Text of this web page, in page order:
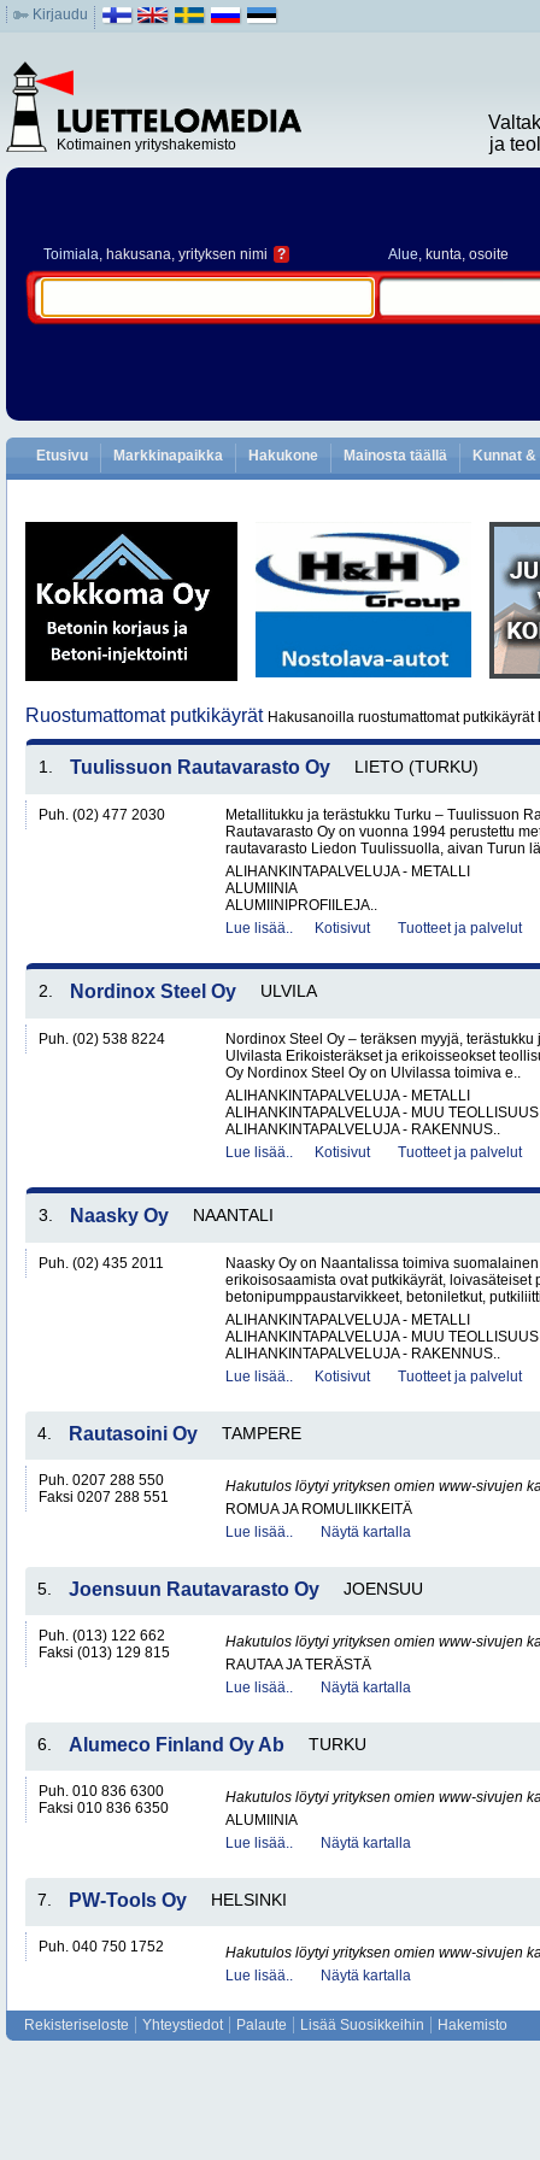
Kirjaudu
Kotimainen yrityshakemisto
ja
Toimiala, hakusana, yrityksen nimi ? Alue, kunta, osoite
Etusivu Markkinapaikka Hakukone Mainosta täällä Kunnat
Ruostumattomat putkikäyrät Hakusanoilla ruostumattomat
1. Tuulissuon Rautavarasto Oy LIETO (TURKU)
Puh. (02) 477 2030
Metallitukku ja terästukku Turku – Tuulissuon
Rautavarasto Oy on vuonna 1994 perustettu
rautavarasto Liedon Tuulissuolla, aivan Turun
ALIHANKINTAPALVELUJA - METALLI
ALUMIINIA
ALUMIINIPROFIILEJA..
Lue lisää..
Kotisivut Tuotteet ja palvelut
2. Nordinox Steel Oy ULVILA
Puh. (02) 538 8224
Nordinox Steel Oy – teräksen myyjä,
Ulvilasta Erikoisteräkset ja erikoisseokset
Oy Nordinox Steel Oy on Ulvilassa toimiva e..
ALIHANKINTAPALVELUJA - METALLI
ALIHANKINTAPALVELUJA - MUU TEOLLISUUS
ALIHANKINTAPALVELUJA - RAKENNUS..
Lue lisää..
Kotisivut Tuotteet ja palvelut
3. Naasky Oy NAANTALI
Puh. (02) 435 2011
Naasky Oy on Naantalissa toimiva
erikoisosaamista ovat putkikäyrät, loivasäteiset
betonipumppaustarvikkeet, betoniletkut,
ALIHANKINTAPALVELUJA - METALLI
ALIHANKINTAPALVELUJA - MUU TEOLLISUUS
ALIHANKINTAPALVELUJA - RAKENNUS..
Lue lisää..
Kotisivut Tuotteet ja palvelut
4. Rautasoini Oy TAMPERE
Puh. 0207 288 550
Faksi 0207 288 551
Hakutulos löytyi yrityksen omien www-sivujen
ROMUA JA ROMULIIKKEITÄ
Lue lisää..
Näytä kartalla
5. Joensuun Rautavarasto Oy JOENSUU
Puh. (013) 122 662
Faksi (013) 129 815
Hakutulos löytyi yrityksen omien www-sivujen
RAUTAA JA TERÄSTÄ
Lue lisää..
Näytä kartalla
6. Alumeco Finland Oy Ab TURKU
Puh. 010 836 6300
Faksi 010 836 6350
Hakutulos löytyi yrityksen omien www-sivujen
ALUMIINIA
Lue lisää..
Näytä kartalla
7. PW-Tools Oy HELSINKI
Puh. 040 750 1752
Hakutulos löytyi yrityksen omien www-sivujen
Lue lisää..
Näytä kartalla
Rekisteriseloste Yhteystiedot Palaute Lisää Suosikkeihin Hakemisto